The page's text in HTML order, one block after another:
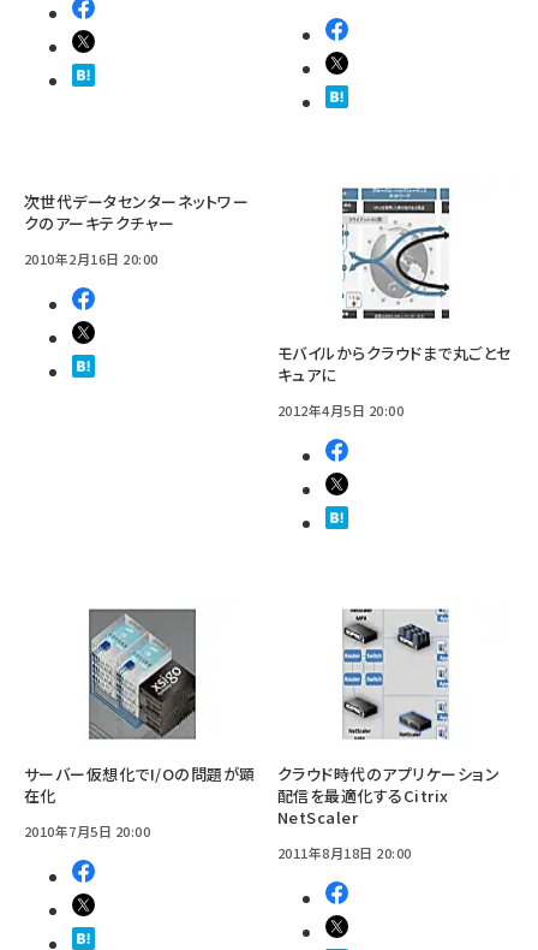
次世代データセンターネットワー
クのアーキテクチャー
2010年2月16日 20:00
モバイルからクラウドまで丸ごとセ
キュアに
2012年4月5日 20:00
サーバー仮想化でI/Oの問題が顕
在化
2010年7月5日 20:00
クラウド時代のアプリケーション
配信を最適化するCitrix
NetScaler
2011年8月18日 20:00